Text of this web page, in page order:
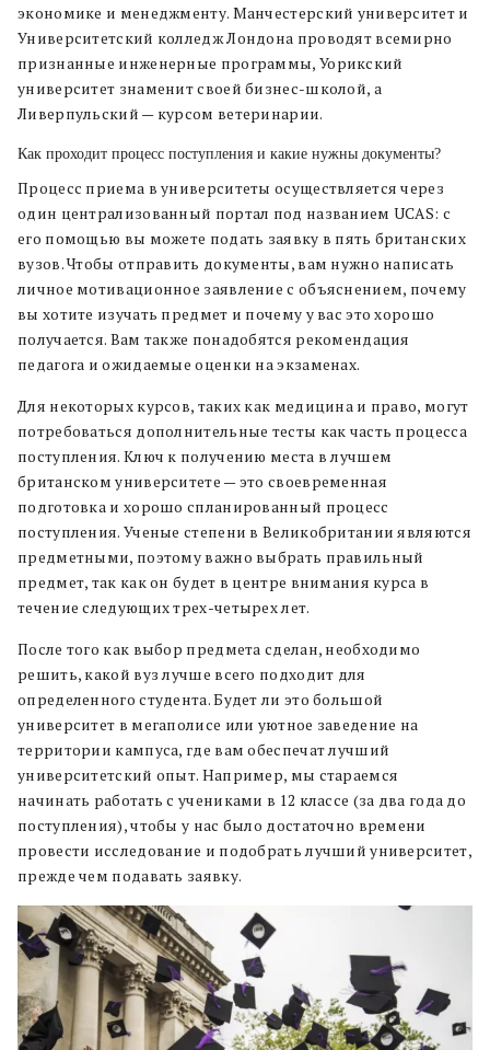
экономике и менеджменту. Манчестерский университет и
Университетский колледж Лондона проводят всемирно
признанные инженерные программы, Уорикский
университет знаменит своей бизнес-школой, а
Ливерпульский — курсом ветеринарии.
Как проходит процесс поступления и какие нужны документы?
Процесс приема в университеты осуществляется через
один централизованный портал под названием UCAS: с
его помощью вы можете подать заявку в пять британских
вузов. Чтобы отправить документы, вам нужно написать
личное мотивационное заявление с объяснением, почему
вы хотите изучать предмет и почему у вас это хорошо
получается. Вам также понадобятся рекомендация
педагога и ожидаемые оценки на экзаменах.
Для некоторых курсов, таких как медицина и право, могут
потребоваться дополнительные тесты как часть процесса
поступления. Ключ к получению места в лучшем
британском университете — это своевременная
подготовка и хорошо спланированный процесс
поступления. Ученые степени в Великобритании являются
предметными, поэтому важно выбрать правильный
предмет, так как он будет в центре внимания курса в
течение следующих трех-четырех лет.
После того как выбор предмета сделан, необходимо
решить, какой вуз лучше всего подходит для
определенного студента. Будет ли это большой
университет в мегаполисе или уютное заведение на
территории кампуса, где вам обеспечат лучший
университетский опыт. Например, мы стараемся
начинать работать с учениками в 12 классе (за два года до
поступления), чтобы у нас было достаточно времени
провести исследование и подобрать лучший университет,
прежде чем подавать заявку.